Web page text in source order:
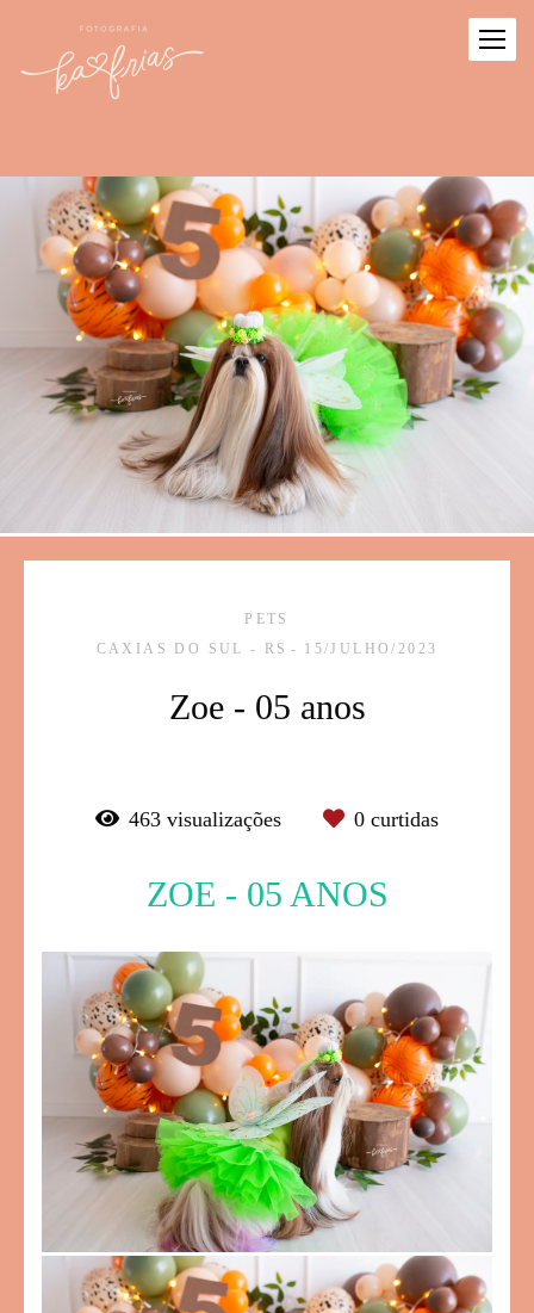
PETS
CAXIAS DO SUL - RS
15/JULHO/2023
Zoe - 05 anos
463 visualizações 0 curtidas
ZOE - 05 ANOS